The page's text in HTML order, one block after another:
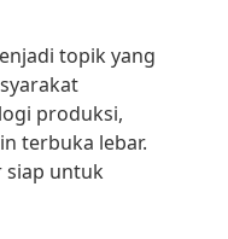
topik yang
produksi,
terbuka lebar.
siap untuk